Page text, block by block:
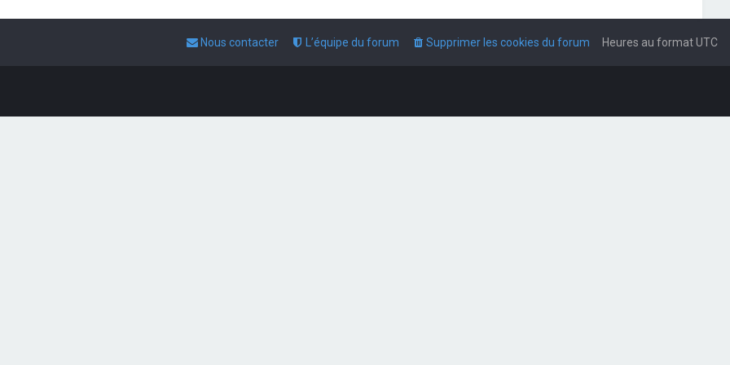
Heures au formatUTC
Supprimer les cookies du forum
L’équipe du forum
Nous contacter